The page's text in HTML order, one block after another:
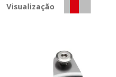
Visualização